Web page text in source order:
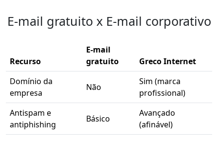
E-mail gratuito x E-mail corporativo
Recurso
E-mail
gratuito
Greco Internet
Domínio da
empresa
Não
Sim (marca
profissional)
Antispam e
antiphishing
Básico
Avançado
(afinável)